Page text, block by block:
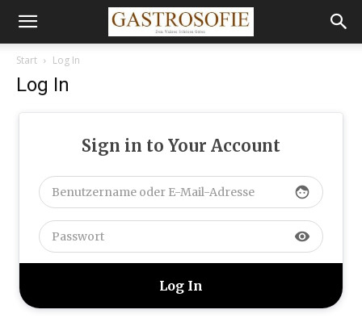
Start Log In
Log In
Sign in to Your Account
face
visibility